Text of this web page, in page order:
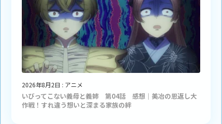
2026年8月2日 : アニメ
いびってこない義母と義姉 第04話 感想｜美冶の恩返し大
作戦！すれ違う想いと深まる家族の絆